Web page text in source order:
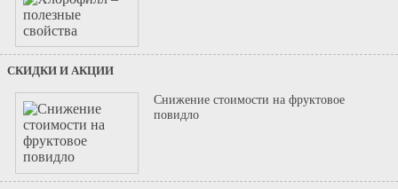
СКИДКИ И АКЦИИ
Снижение стоимости на фруктовое
повидло